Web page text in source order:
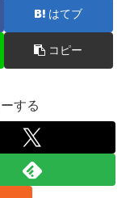
はてブ
コピー
する